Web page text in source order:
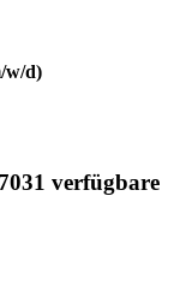
w/d)
verfügbare